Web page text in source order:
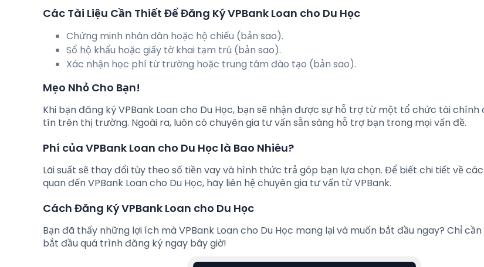
Các Tài Liệu Cần Thiết Để Đăng Ký VPBank Loan cho Du Học
Chứng minh nhân dân hoặc hộ chiếu (bản sao).
Sổ hộ khẩu hoặc giấy tờ khai tạm trú (bản sao).
Xác nhận học phí từ trường hoặc trung tâm đào tạo (bản sao).
Mẹo Nhỏ Cho Bạn!
Khi bạn đăng ký VPBank Loan cho Du Học, bạn sẽ nhận được sự hỗ trợ từ một tổ chức tài chính
tín trên thị trường. Ngoài ra, luôn có chuyên gia tư vấn sẵn sàng hỗ trợ bạn trong mọi vấn đề.
Phí của VPBank Loan cho Du Học là Bao Nhiêu?
Lãi suất sẽ thay đổi tùy theo số tiền vay và hình thức trả góp bạn lựa chọn. Để biết chi tiết về
quan đến VPBank Loan cho Du Học, hãy liên hệ chuyên gia tư vấn từ VPBank.
Cách Đăng Ký VPBank Loan cho Du Học
Bạn đã thấy những lợi ích mà VPBank Loan cho Du Học mang lại và muốn bắt đầu ngay? Chỉ
bắt đầu quá trình đăng ký ngay bây giờ!